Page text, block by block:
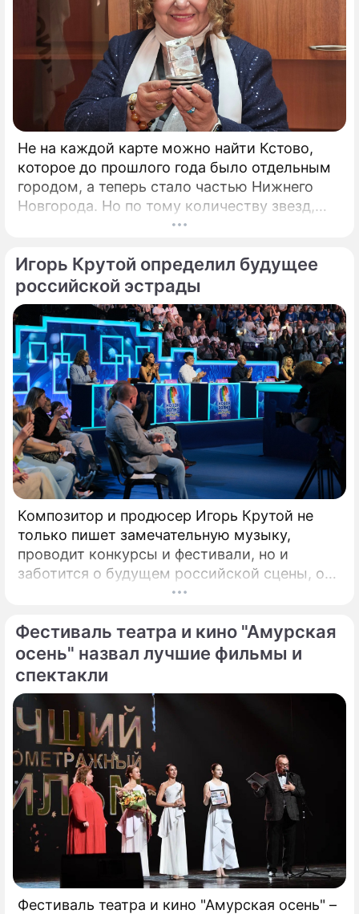
Не на каждой карте можно найти Кстово,
которое до прошлого года было отдельным
городом, а теперь стало частью Нижнего
Новгорода. Но по тому количеству звезд,
которые приезжают сюда каждый год,
Повод – открытый российский
кинофестиваль "КСТОкино". В этом году он
прошёл уже в четвертый раз. Кстово
настолько живописно, что его окрестности
часто становятся натурой для съемок
фильмов.
Игорь Крутой определил будущее
российской эстрады
Композитор и продюсер Игорь Крутой не
только пишет замечательную музыку,
проводит конкурсы и фестивали, но и
заботится о будущем российской сцены, о
том, кто будет петь завтра. Именно для
"Детская Новая волна". Его задачи –
предоставлять юным артистам
возможность заявить о своём вокальном
открывать слушателям новые имена
талантливых исполнителей из разных
городов России.
Фестиваль театра и кино "Амурская
осень" назвал лучшие фильмы и
спектакли
Фестиваль театра и кино "Амурская осень" –